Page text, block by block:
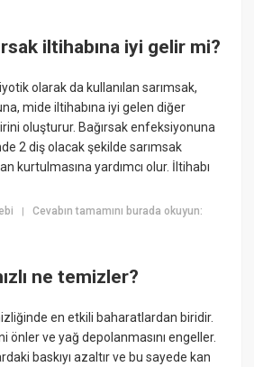
iltihabına iyi gelir mi?
olarak da kullanılan sarımsak,
mide iltihabına iyi gelen diğer
oluşturur. Bağırsak enfeksiyonuna
2 diş olacak şekilde sarımsak
kurtulmasına yardımcı olur. İltihabı
|Cevabın tamamını burada okuyun:
ne temizler?
en etkili baharatlardan biridir.
önler ve yağ depolanmasını engeller.
baskıyı azaltır ve bu sayede kan